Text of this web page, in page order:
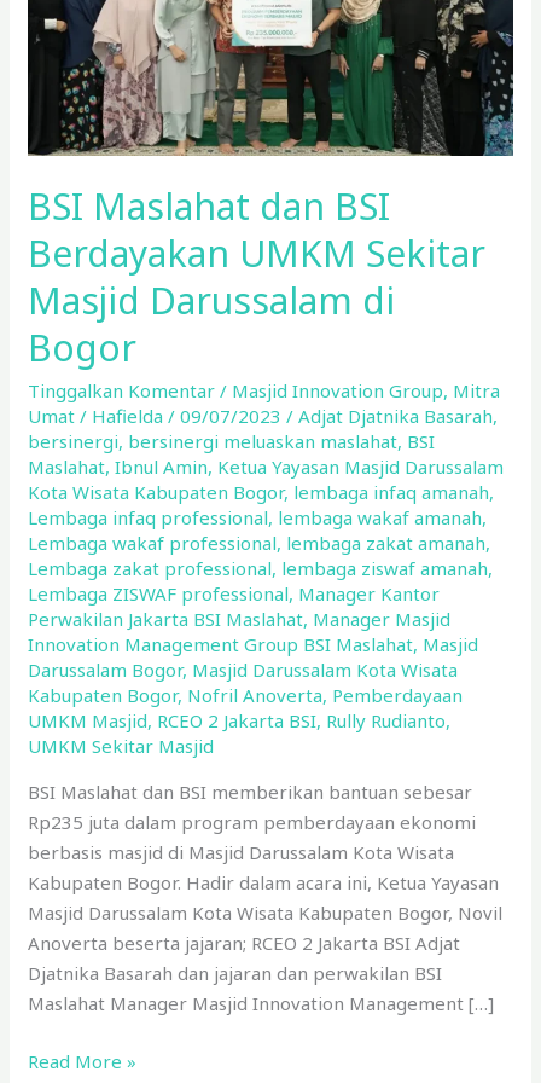
BSI Maslahat dan BSI
Berdayakan UMKM Sekitar
Masjid Darussalam di
Bogor
Tinggalkan Komentar / Masjid Innovation Group, Mitra
Umat / Hafielda/09/07/2023/Adjat Djatnika Basarah,
bersinergi, bersinergi meluaskan maslahat, BSI
Maslahat,Ibnul Amin, Ketua Yayasan Masjid Darussalam
Kota Wisata Kabupaten Bogor, lembaga infaq amanah,
Lembaga infaq professional, lembaga wakaf amanah,
Lembaga wakaf professional, lembaga zakat amanah,
Lembaga zakat professional, lembaga ziswaf amanah,
Lembaga ZISWAF professional, Manager Kantor
Perwakilan Jakarta BSI Maslahat, Manager Masjid
Innovation Management Group BSI Maslahat, Masjid
Darussalam Bogor, Masjid Darussalam Kota Wisata
Kabupaten Bogor, Nofril Anoverta, Pemberdayaan
UMKM Masjid, RCEO 2 Jakarta BSI, Rully Rudianto,
UMKM Sekitar Masjid
BSI Maslahat dan BSI memberikan bantuan sebesar
Rp235 juta dalam program pemberdayaan ekonomi
berbasis masjid di Masjid Darussalam Kota Wisata
Kabupaten Bogor. Hadir dalam acara ini, Ketua Yayasan
Masjid Darussalam Kota Wisata Kabupaten Bogor, Novil
Anoverta beserta jajaran; RCEO 2 Jakarta BSI Adjat
Djatnika Basarah dan jajaran dan perwakilan BSI
Maslahat Manager Masjid Innovation Management […]
Sekitar
Masjid
Darussalam
Bogor
Read More »